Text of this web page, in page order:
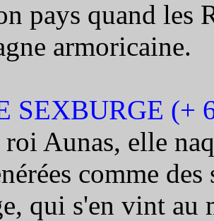
pays quand les
armoricaine.
SEXBURGE (+
Aunas, elle
comme
qui s'en vint au